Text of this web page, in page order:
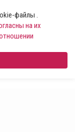
файлы .
на их